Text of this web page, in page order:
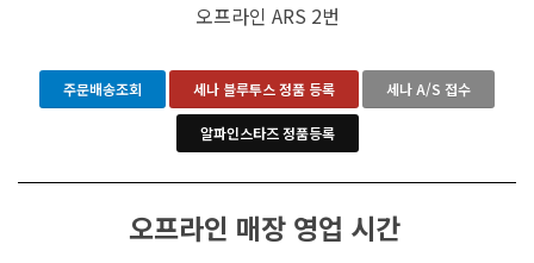
오프라인 ARS 2번
주문배송조회 세나 블루투스 정품 등록 세나 A/S 접수
알파인스타즈 정품등록
오프라인 매장 영업 시간